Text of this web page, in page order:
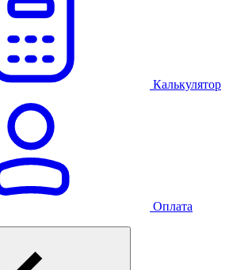
Калькулятор
Оплата